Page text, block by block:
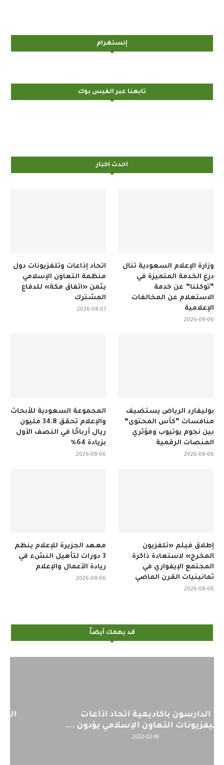
إنستغرام
تابعنا عبر الفيس بوك
احدث اخبار
اتحاد إذاعات وتلفزيونات دول
منظمة التعاون الإسلامي
يثمن «اتفاق مكة» للدفاع
المشترك
2026-08-07
وزارة الإعلام السعودية تنال
درع الخدمة المتميزة في
“توكلنا” عن خدمة
الاستعلام عن المخالفات
الإعلامية
2026-08-06
المجموعة السعودية للأبحاث
والإعلام تحقق 34.8 مليون
ريال أرباحًا في النصف الأول
بزيادة 64%
2026-08-06
بوليفارد الرياض يستضيف
منافسات “كأس المحتوى”
بين نجوم يوتيوب ومؤثري
المنصات الرقمية
2026-08-06
معهد الجزيرة للإعلام ينظم
3 دورات لتأهيل النشء في
ريادة الأعمال والإعلام
2026-08-06
إطلاق فيلم «تلفزيون
المخرج» لاستعادة ذاكرة
المجتمع الإيفواري في
ثمانينيات القرن الماضي
2026-08-06
قد يهمك أيضاً
اليوم : المشاركة بالاجتماع التحضيري
لمنظمي قمة اسيا...